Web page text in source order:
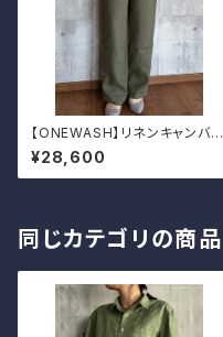
【ONEWASH】リネンキャンバス
ストレートパンツ
¥28,600
同じカテゴリの商品